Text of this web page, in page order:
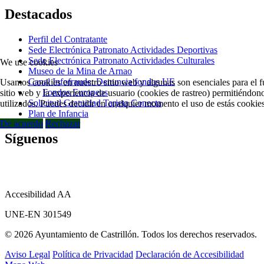
Destacados
Perfil del Contratante
Sede Electrónica Patronato Actividades Deportivas
Sede Electrónica Patronato Actividades Culturales
Museo de la Mina de Arnao
Canal Infofraude: Denuncia fondos UE
Fondos Europeos
Solicitud Gratuidad Tarjeta Conecta
Plan de Infancia
Síguenos
Accesibilidad AA
UNE-EN 301549
© 2026 Ayuntamiento de Castrillón. Todos los derechos reservados.
Aviso Legal Política de Privacidad Declaración de Accesibilidad
We use cookies
Usamos cookies en nuestro sitio web y algunas son esenciales para
sitio web y la experiencia de usuario (cookies de rastreo)
utilizados. Puedes decidir en cualquier momento el uso de estás
De acuerdo Rechazar